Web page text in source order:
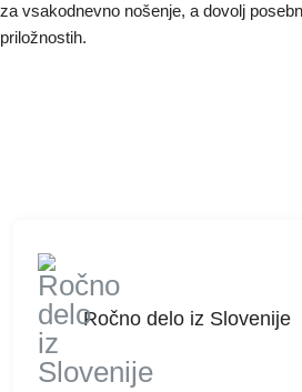
za vsakodnevno nošenje, a dovolj
priložnostih.
Ročno delo iz Slovenije